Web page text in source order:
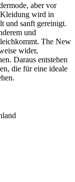
aber vor
wird in
und sanft gereinigt.
und
The New
wider,
Daraus entstehen
die für eine ideale